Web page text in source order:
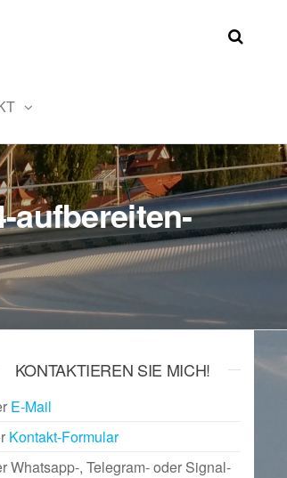
aufbereiten-
KONTAKTIEREN SIE MICH!
E-Mail
Kontakt-Formular
Whatsapp-, Telegram- oder Signal-